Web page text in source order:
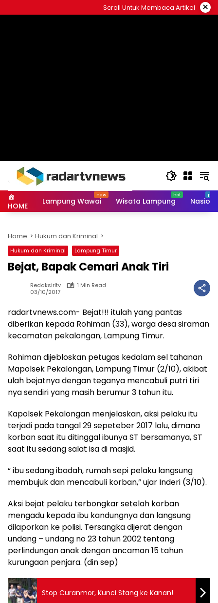
to
Scroll Untuk Membaca Artikel ×
HOME Lampung Wawai Wisata Lampung
Home Hukum dan Kriminal
Hukum dan Kriminal Lampung Timur
Bejat, Bapak Cemari Anak Tiri
Redaksirltv
1 Min Read
03/10/2017
radartvnews.com- Bejat!!! itulah yang pantas
diberikan kepada Rohiman (33), warga desa siraman
kecamatan pekalongan, Lampung Timur.
Rohiman dijebloskan petugas kedalam sel tahanan
Mapolsek Pekalongan, Lampung Timur (2/10), akibat
ulah bejatnya dengan teganya mencabuli putri tiri
nya sendiri yang masih berumur 3 tahun itu.
Kapolsek Pekalongan menjelaskan, aksi pelaku itu
terjadi pada tangal 29 sepeteber 2017 lalu, dimana
korban saat itu ditinggal ibunya ST bersamanya, ST
saat itu sedang salat isa di masjid.
“ ibu sedang ibadah, rumah sepi pelaku langsung
membujuk dan mencabuli korban,” ujar Inderi (3/10).
Aksi bejat pelaku terbongkar setelah korban
mengadu kepada ibu kandungnya dan langsung
dilaporkan ke polisi. Tersangka dijerat dengan
undang – undang no 23 tahun 2002 tentang
perlindungan anak dengan ancaman 15 tahun
kurungaan penjara. (din sep)
Stop Curanmor, Kunci Stang ke Kanan!